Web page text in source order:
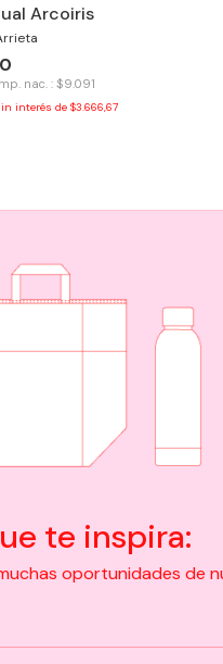
Arcoiris
nac. : $9.091
interés de $3.666,67
te inspira:
oportunidades de